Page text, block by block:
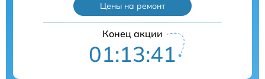
Цены на ремонт
Конец акции
01:13:41